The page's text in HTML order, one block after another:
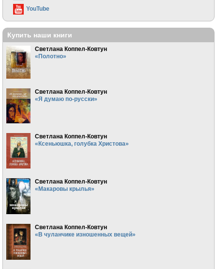
YouTube
Купить наши книги
Светлана Коппел-Ковтун
«Полотно»
Светлана Коппел-Ковтун
«Я думаю по-русски»
Светлана Коппел-Ковтун
«Ксеньюшка, голубка Христова»
Светлана Коппел-Ковтун
«Макаровы крылья»
Светлана Коппел-Ковтун
«В чуланчике изношенных вещей»